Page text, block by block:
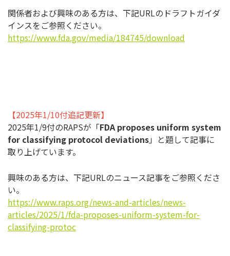
関係者および興味のある方は、下記URLのドラフトガイダ
インスをご参照ください。
https://www.fda.gov/media/184745/download
【2025年1/10付追記更新】
2025年1/9付のRAPSが「FDA proposes uniform system
for classifying protocol deviations」と題して記事に
取り上げています。
興味のある方は、下記URLのニュース記事をご参照くださ
い。
https://www.raps.org/news-and-articles/news-
articles/2025/1/fda-proposes-uniform-system-for-
classifying-protoc